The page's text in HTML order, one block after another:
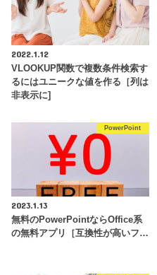
2022.1.12
VLOOKUP関数で複数条件検索す
るにはユニークな値を作る［列は
非表示に]
PowerPoint
2023.1.13
無料のPowerPointならOffice系
の無料アプリ［互換性が高いフ…